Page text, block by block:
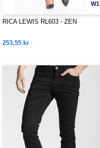
W1
RICA LEWIS RL603 - ZEN
253,55 kr